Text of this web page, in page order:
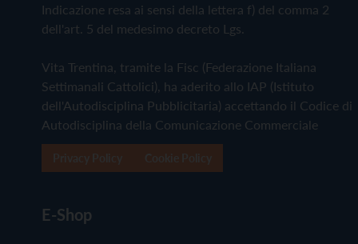
Indicazione resa ai sensi della lettera f) del comma 2
dell'art. 5 del medesimo decreto Lgs.
Vita Trentina, tramite la Fisc (Federazione Italiana
Settimanali Cattolici), ha aderito allo IAP (Istituto
dell'Autodisciplina Pubblicitaria) accettando il Codice di
Autodisciplina della Comunicazione Commerciale
E-Shop